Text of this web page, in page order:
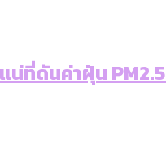
น่ที่ดันค่าฝุ่น